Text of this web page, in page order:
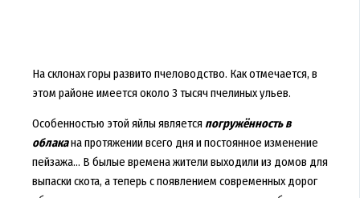
На склонах горы развито пчеловодство. Как отмечается, в
этом районе имеется около 3 тысяч пчелиных ульев.
Особенностью этой яйлы являетсяпогружённость в
облакана протяжении всего дня и постоянное изменение
пейзажа... В былые времена жители выходили из домов для
выпаски скота, а теперь с появлением современных дорог